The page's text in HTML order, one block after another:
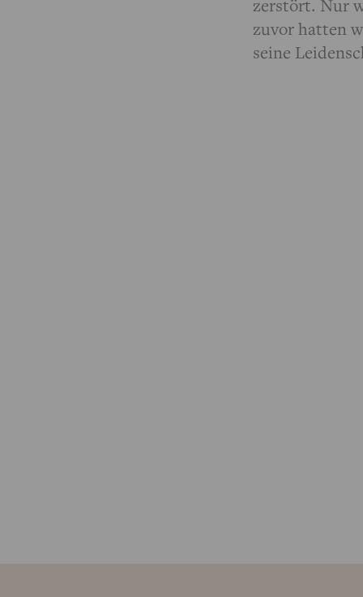
zerstört. Nur
zuvor hatten
seine